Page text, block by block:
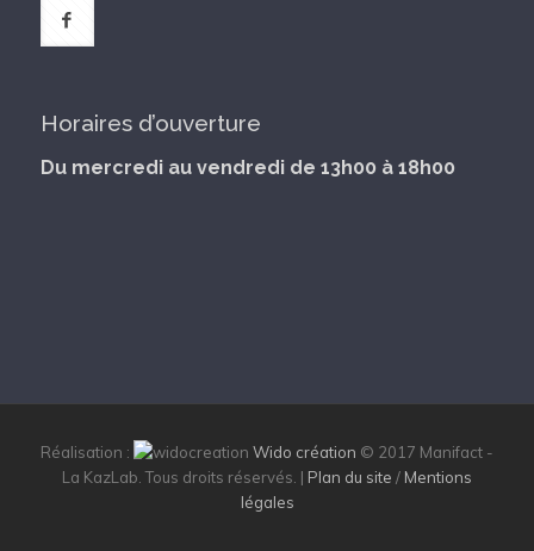
Horaires d’ouverture
Du mercredi au vendredi de 13h00 à 18h00
Réalisation : Wido création © 2017 Manifact -
La KazLab. Tous droits réservés. | Plan du site / Mentions
légales